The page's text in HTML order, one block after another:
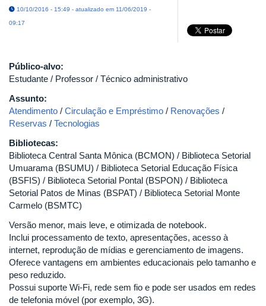
10/10/2016 - 15:49 - atualizado em 11/06/2019 -
09:17
Público-alvo:
Estudante / Professor / Técnico administrativo
Assunto:
Atendimento / Circulação e Empréstimo / Renovações /
Reservas / Tecnologias
Bibliotecas:
Biblioteca Central Santa Mônica (BCMON) / Biblioteca Setorial
Umuarama (BSUMU) / Biblioteca Setorial Educação Física
(BSFIS) / Biblioteca Setorial Pontal (BSPON) / Biblioteca
Setorial Patos de Minas (BSPAT) / Biblioteca Setorial Monte
Carmelo (BSMTC)
Versão menor, mais leve, e otimizada de notebook.
Inclui processamento de texto, apresentações, acesso à
internet, reprodução de mídias e gerenciamento de imagens.
Oferece vantagens em ambientes educacionais pelo tamanho e
peso reduzido.
Possui suporte Wi-Fi, rede sem fio e pode ser usados em redes
de telefonia móvel (por exemplo, 3G).